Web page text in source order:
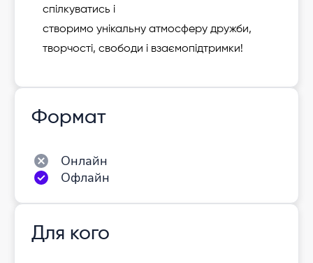
спілкуватись і
створимо унікальну атмосферу дружби,
творчості, свободи і взаємопідтримки!
Формат
Онлайн
Офлайн
Для кого